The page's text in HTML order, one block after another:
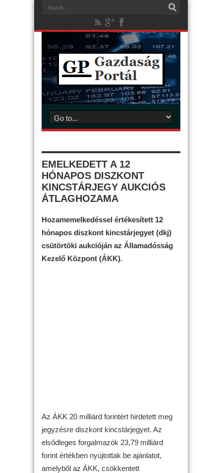
EMELKEDETT A 12
HÓNAPOS DISZKONT
KINCSTÁRJEGY AUKCIÓS
ÁTLAGHOZAMA
Hozamemelkedéssel értékesített 12
hónapos diszkont kincstárjegyet (dkj)
csütörtöki aukcióján az Államadósság
Kezelő Központ (ÁKK).
Az ÁKK 20 milliárd forintért hirdetett meg
jegyzésre diszkont kincstárjegyet. Az
elsődleges forgalmazók 23,79 milliárd
forint értékben nyújtottak be ajánlatot,
amelyből az ÁKK, csökkentett